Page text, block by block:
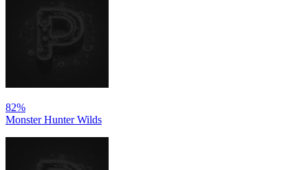
82%
Monster Hunter Wilds